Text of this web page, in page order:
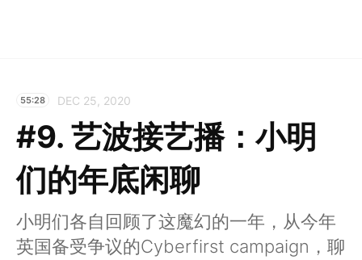
55:28 DEC 25, 2020
#9. 艺波接艺播：小明
们的年底闲聊
小明们各自回顾了这魔幻的一年，从今年
英国备受争议的Cyberfirst campaign，聊